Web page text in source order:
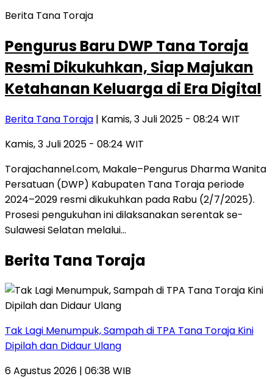
Berita Tana Toraja
Pengurus Baru DWP Tana Toraja
Resmi Dikukuhkan, Siap Majukan
Ketahanan Keluarga di Era Digital
Berita Tana Toraja | Kamis, 3 Juli 2025 - 08:24 WIT
Kamis, 3 Juli 2025 - 08:24 WIT
Torajachannel.com, Makale–Pengurus Dharma Wanita
Persatuan (DWP) Kabupaten Tana Toraja periode
2024–2029 resmi dikukuhkan pada Rabu (2/7/2025).
Prosesi pengukuhan ini dilaksanakan serentak se-
Sulawesi Selatan melalui…
Berita Tana Toraja
Tak Lagi Menumpuk, Sampah di TPA Tana Toraja Kini
Dipilah dan Didaur Ulang
6 Agustus 2026 | 06:38 WIB